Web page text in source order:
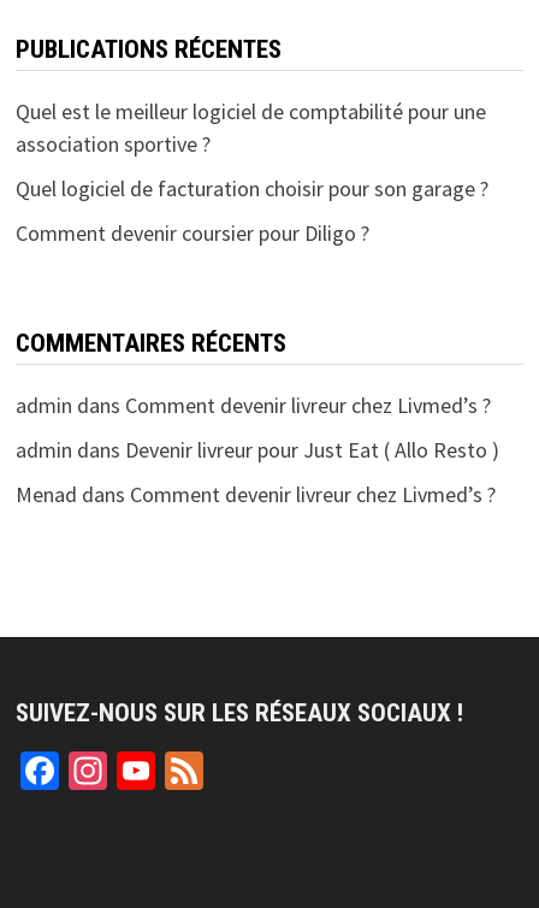
PUBLICATIONS RÉCENTES
Quel est le meilleur logiciel de comptabilité pour une
association sportive ?
Quel logiciel de facturation choisir pour son garage ?
Comment devenir coursier pour Diligo ?
COMMENTAIRES RÉCENTS
admin dans Comment devenir livreur chez Livmed’s ?
admin dans Devenir livreur pour Just Eat ( Allo Resto )
Menad dans Comment devenir livreur chez Livmed’s ?
SUIVEZ-NOUS SUR LES RÉSEAUX SOCIAUX !
Facebook
Instagram
YouTube
Feed